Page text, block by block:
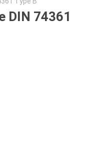
DIN 74361